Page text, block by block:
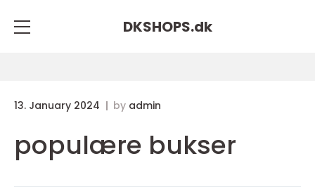
DKSHOPS.dk
13. January 2024 by admin
populære bukser